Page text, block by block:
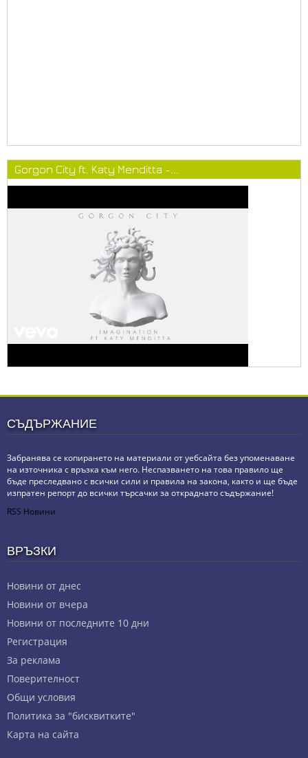
Gorgon City ft. Katy Menditta -...
СЪДЪРЖАНИЕ
Забранява се копирането на материали от уебсайта без упоменаване
на източника с връзка към него. Неспазването на това правило ще
бъде преследвано с всички сили и правила на закона, както и ще бъде
изпратен репорт до всички търсачки за откраднато съдържание!
RSS Новини
ВРЪЗКИ
Новини от днес
Новини от вчера
Новини от последните 10 дни
Регистрация
За реклама
Πoвepитeлнocт
Общи условия
Политика за "бисквитките"
Карта на сайта